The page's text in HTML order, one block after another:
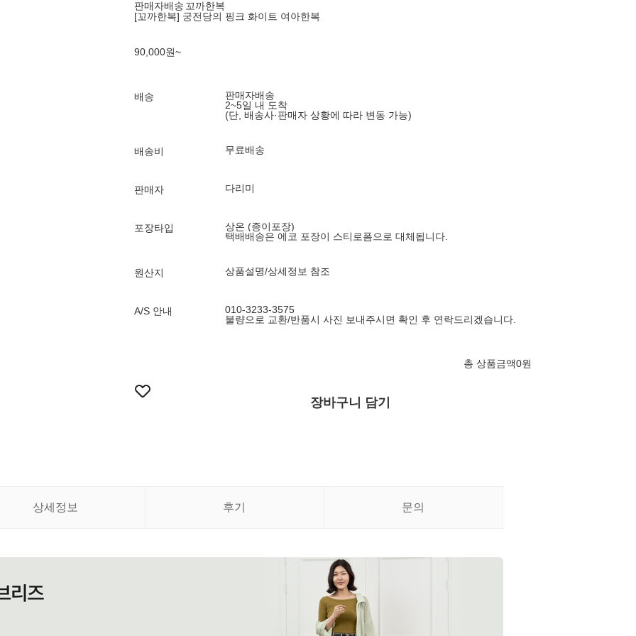
판매자배송 꼬까한복
[꼬까한복] 궁전당의 핑크 화이트 여아한복
90,000원~
배송
판매자배송
2~5일 내 도착
(단, 배송사·판매자 상황에 따라 변동 가능)
배송비 무료배송
판매자 다리미
포장타입
상온 (종이포장)
택배배송은 에코 포장이 스티로폼으로 대체됩니다.
원산지 상품설명/상세정보 참조
A/S 안내
010-3233-3575
불량으로 교환/반품시 사진 보내주시면 확인 후 연락드리겠습니다.
총 상품금액0원
장바구니 담기
상세정보 후기 문의